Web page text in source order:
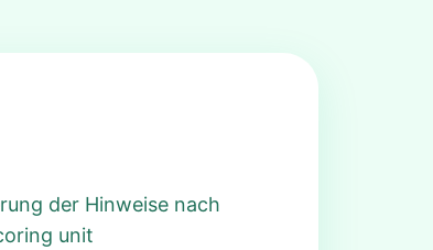
der Hinweise nach
unit